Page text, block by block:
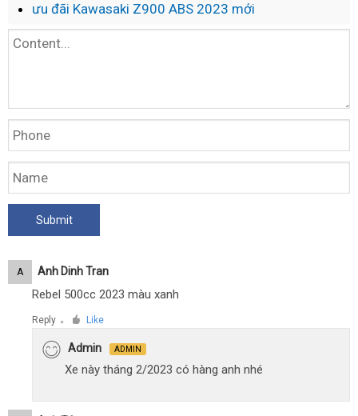
ưu đãi Kawasaki Z900 ABS 2023 mới
A Anh Dinh Tran
Rebel 500cc 2023 màu xanh
Reply ● Like
Admin ADMIN
Xe này tháng 2/2023 có hàng anh nhé